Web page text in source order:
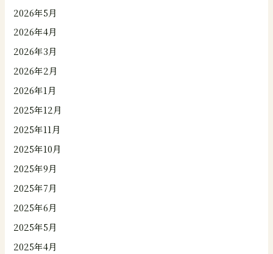
2026年5月
2026年4月
2026年3月
2026年2月
2026年1月
2025年12月
2025年11月
2025年10月
2025年9月
2025年7月
2025年6月
2025年5月
2025年4月